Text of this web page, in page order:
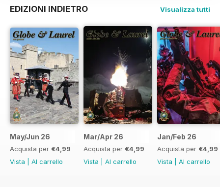
EDIZIONI INDIETRO Visualizza tutti
May/Jun 26
Acquista per €4,99
Vista
Al carrello
Mar/Apr 26
Acquista per €4,99
Vista
Al carrello
Jan/Feb 26
Acquista per €4,99
Vista
Al carrello